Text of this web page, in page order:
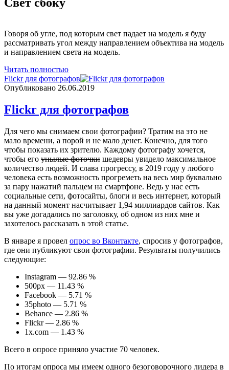
Свет сбоку
Говоря об угле, под которым свет падает на модель я буду
рассматривать угол между направлением объектива на модель
и направлением света на модель.
Читать полностьюСвет
в
фотографии.
Flickr для фотографов
Опубликовано 26.06.2019
Flickr для фотографов
Для чего мы снимаем свои фотографии? Тратим на это не
мало времени, а порой и не мало денег. Конечно, для того
чтобы показать их зрителю. Каждому фотографу хочется,
чтобы его унылые фоточки шедевры увидело максимальное
количество людей. И слава прогрессу, в 2019 году у любого
человека есть возможность прогреметь на весь мир буквально
за пару нажатий пальцем на смартфоне. Ведь у нас есть
социальные сети, фотосайты, блоги и весь интернет, который
на данный момент насчитывает 1,94 миллиардов сайтов. Как
вы уже догадались по заголовку, об одном из них мне и
захотелось рассказать в этой статье.
В январе я провел опрос во Вконтакте, спросив у фотографов,
где они публикуют свои фотографии. Результаты получились
следующие:
Instagram — 92.86 %
500px — 11.43 %
Facebook — 5.71 %
35photo — 5.71 %
Behance — 2.86 %
Flickr — 2.86 %
1x.com — 1.43 %
Всего в опросе приняло участие 70 человек.
По итогам опроса мы имеем одного безоговорочного лидера в